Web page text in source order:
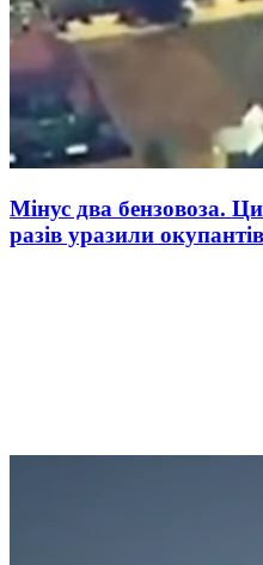
Мінус два бензовоза.
разів уразили